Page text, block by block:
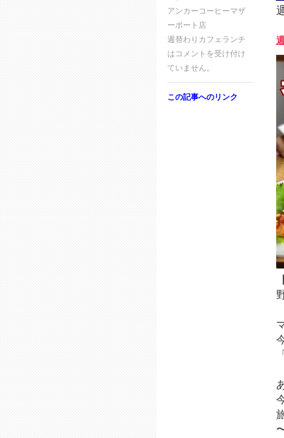
アンカーコーヒーマザ
ーポート店
週替わりカフェランチ
は コメントを受け付け
ていません。
この記事へのリンク